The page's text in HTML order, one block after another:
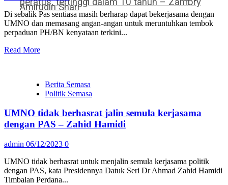
Amirudin Shari
Di sebalik Pas sentiasa masih berharap dapat bekerjasama dengan
UMNO dan memasang angan-angan untuk meruntuhkan tembok
perpaduan PH/BN kenyataan terkini...
Read More
Berita Semasa
Politik Semasa
UMNO tidak berhasrat jalin semula kerjasama
dengan PAS – Zahid Hamidi
admin 06/12/2023 0
UMNO tidak berhasrat untuk menjalin semula kerjasama politik
dengan PAS, kata Presidennya Datuk Seri Dr Ahmad Zahid Hamidi
Timbalan Perdana...